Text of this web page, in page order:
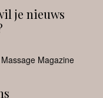
je nieuws
Massage Magazine